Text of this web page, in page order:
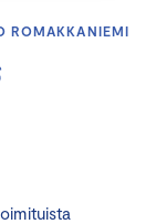
ROMAKKANIEMI